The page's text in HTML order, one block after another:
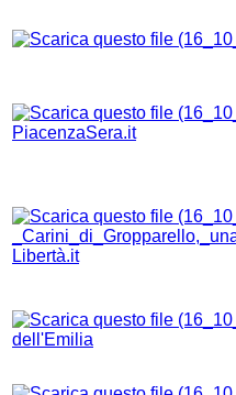
PiacenzaSera.it
Libertà.it
dell'Emilia